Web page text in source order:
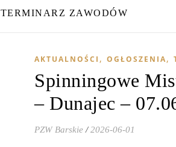
TERMINARZ ZAWODÓW
AKTUALNOŚCI , OGŁOSZENIA,
Spinningowe
– Dunajec –
PZW Barskie / 2026-06-01